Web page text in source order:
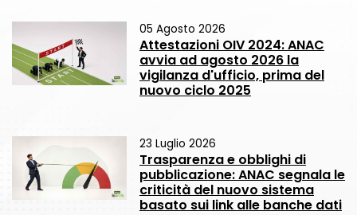
05 Agosto 2026
Attestazioni OIV 2024: ANAC
avvia ad agosto 2026 la
vigilanza d'ufficio, prima del
nuovo ciclo 2025
23 Luglio 2026
Trasparenza e obblighi di
pubblicazione: ANAC segnala le
criticità del nuovo sistema
basato sui link alle banche dati